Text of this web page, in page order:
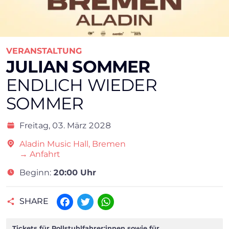
VERANSTALTUNG
JULIAN SOMMER
ENDLICH WIEDER
SOMMER
Freitag, 03. März 2028
Aladin Music Hall, Bremen
→ Anfahrt
Beginn: 20:00 Uhr
SHARE